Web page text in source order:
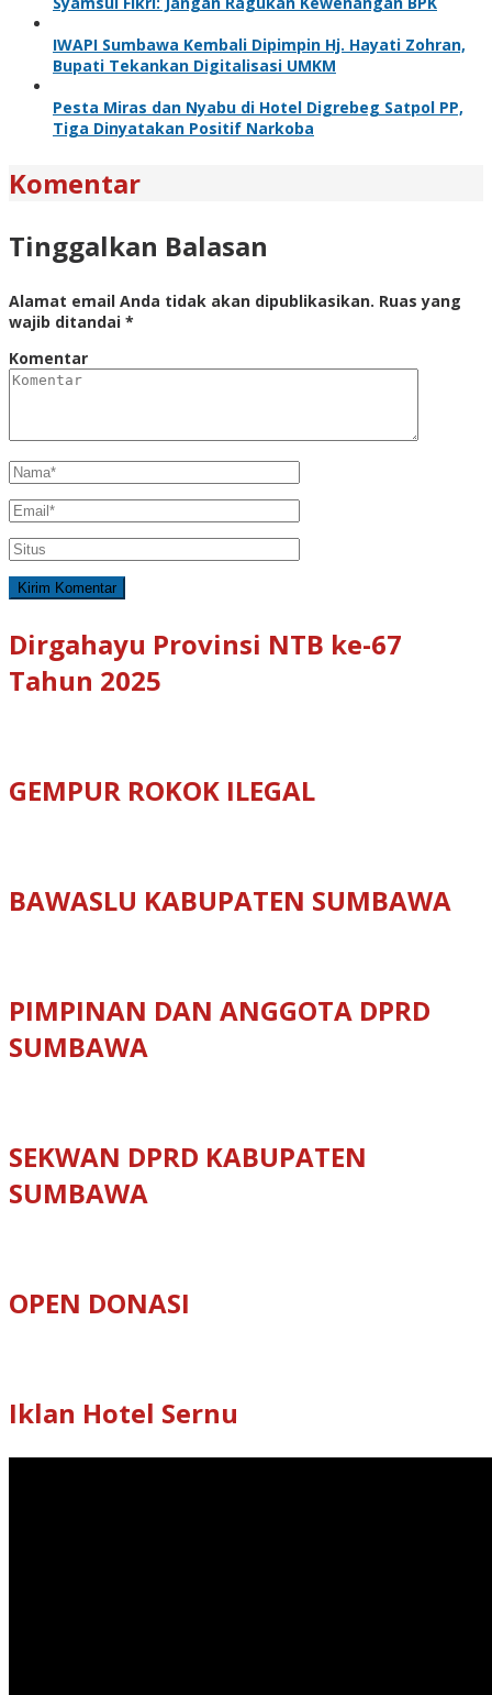
IWAPI Sumbawa Kembali Dipimpin Hj. Hayati Zohran,
Bupati Tekankan Digitalisasi UMKM
Pesta Miras dan Nyabu di Hotel Digrebeg Satpol PP,
Tiga Dinyatakan Positif Narkoba
Komentar
Tinggalkan Balasan
Alamat email Anda tidak akan dipublikasikan. Ruas yang
wajib ditandai *
Komentar
Dirgahayu Provinsi NTB ke-67
Tahun 2025
GEMPUR ROKOK ILEGAL
BAWASLU KABUPATEN SUMBAWA
PIMPINAN DAN ANGGOTA DPRD
SUMBAWA
SEKWAN DPRD KABUPATEN
SUMBAWA
OPEN DONASI
Iklan Hotel Sernu